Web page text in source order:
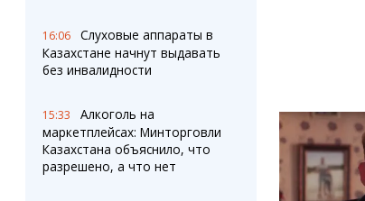
16:06
Слуховые аппараты в
Казахстане начнут выдавать
без инвалидности
15:33
Алкоголь на
маркетплейсах: Минторговли
Казахстана объяснило, что
разрешено, а что нет